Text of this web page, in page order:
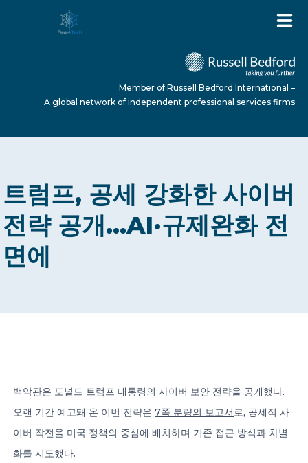
ABOUT US
SERVICES
A global network of independent professional
Member of Russell Bedford International –
A global network of independent professional services firms
트럼프, 공세 강화한 사이버
전략 공개…AI·규제완화 전
면에
백악관은 도널드 트럼프 대통령의 사이버 보안 전략을 공개했다.
오랜 기간 예고돼 온 이번 전략은 7쪽 분량의 보고서로, 공세적 사
이버 작전을 미국 정책의 중심에 배치하며 기존 접근 방식과 차별
화를 시도했다.